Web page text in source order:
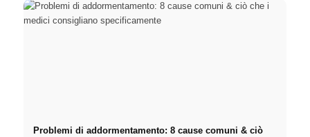
Problemi di addormentamento: 8 cause comuni & ciò